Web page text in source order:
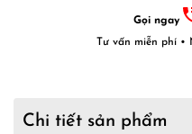
Gọi ngay
Tư vấn miễn phí •
Chi tiết sản phẩm